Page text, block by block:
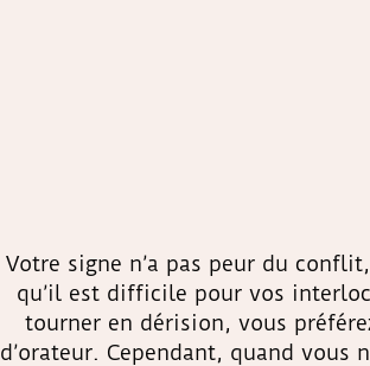
Votre signe n’a pas peur du
qu’il est difficile pour vos
tourner en dérision, vous
d’orateur. Cependant, quand